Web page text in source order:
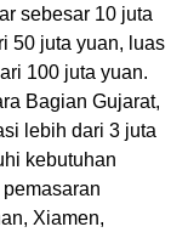
sebesar 10 juta
50 juta yuan, luas
100 juta yuan.
Bagian Gujarat,
lebih dari 3 juta
kebutuhan
Xiamen,